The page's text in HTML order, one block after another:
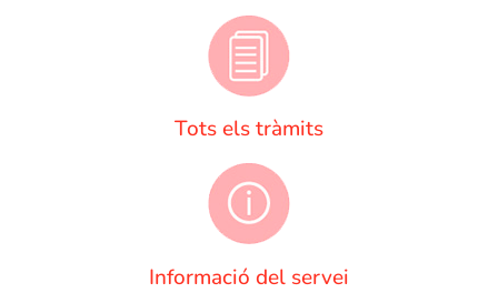
Tots els tràmits
Informació del servei